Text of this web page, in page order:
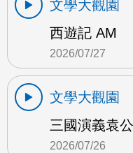
文學大觀園
西遊記 AM
2026/07/27
文學大觀園
三國演義袁
2026/07/26